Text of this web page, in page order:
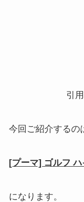
引
今回ご紹介するの
[プーマ] ゴルフ
になります。